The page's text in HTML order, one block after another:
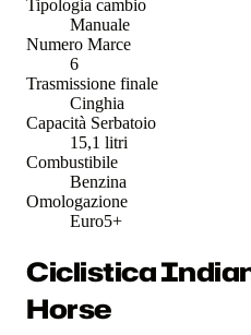
Tipologia cambio
Manuale
Numero Marce
6
Trasmissione finale
Cinghia
Capacità Serbatoio
15,1 litri
Combustibile
Benzina
Omologazione
Euro5+
Ciclistica
Horse